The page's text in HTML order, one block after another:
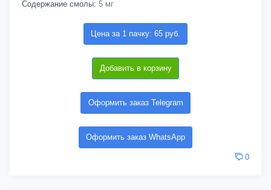
Содержание смолы: 5 мг
Цена за 1 пачку: 65 руб.
Добавить в корзину
Оформить заказ Telegram
Оформить заказ WhatsApp
0